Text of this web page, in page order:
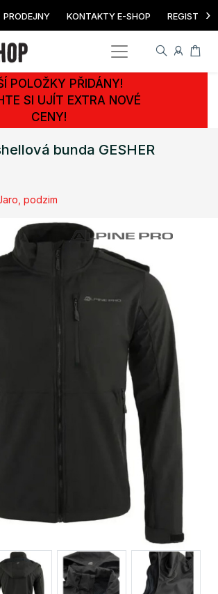
PRODEJNY KONTAKTY E-SHOP ›
POLOŽKY PŘIDÁNY!
SI UJÍT EXTRA NOVÉ
CENY!
bunda GESHER
podzim